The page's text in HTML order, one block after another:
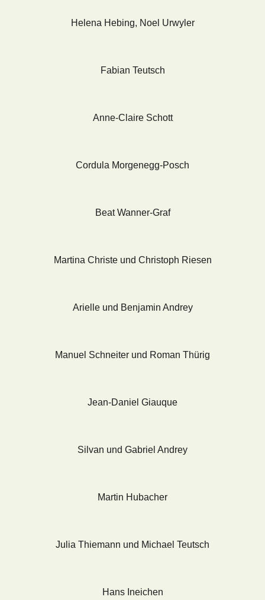
Helena Hebing, Noel Urwyler
Fabian Teutsch
Anne-Claire Schott
Cordula Morgenegg-Posch
Beat Wanner-Graf
Martina Christe und Christoph Riesen
Arielle und Benjamin Andrey
Manuel Schneiter und Roman Thürig
Jean-Daniel Giauque
Silvan und Gabriel Andrey
Martin Hubacher
Julia Thiemann und Michael Teutsch
Hans Ineichen